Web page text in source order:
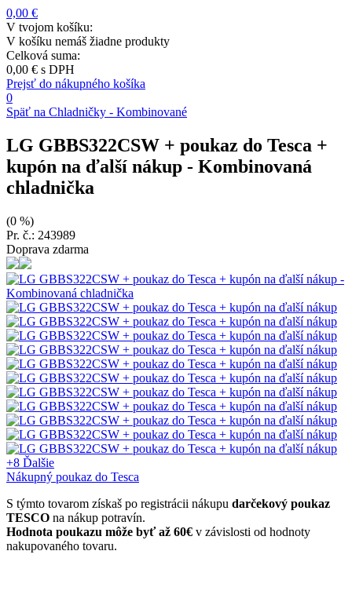
0,00 €
V tvojom košíku:
V košíku nemáš žiadne produkty
Celková suma:
0,00 € s DPH
Prejsť do nákupného košíka
0
Späť na Chladničky - Kombinované
LG GBBS322CSW + poukaz do Tesca +
kupón na ďalší nákup - Kombinovaná
chladnička
(0 %)
Pr. č.: 243989
Doprava zdarma
+8 Ďalšie
Nákupný poukaz do Tesca
S týmto tovarom získaš po registrácii nákupu darčekový poukaz
TESCO na nákup potravín.
Hodnota poukazu môže byť až 60€ v závislosti od hodnoty
nakupovaného tovaru.